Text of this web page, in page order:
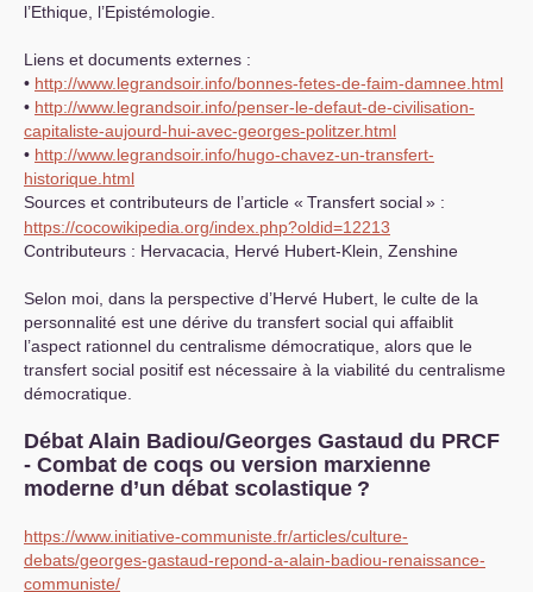
l’Ethique, l’Epistémologie.
Liens et documents externes :
• http://www.legrandsoir.info/bonnes-fetes-de-faim-damnee.html
• http://www.legrandsoir.info/penser-le-defaut-de-civilisation-
capitaliste-aujourd-hui-avec-georges-politzer.html
• http://www.legrandsoir.info/hugo-chavez-un-transfert-
historique.html
Sources et contributeurs de l’article « Transfert social» :
https://cocowikipedia.org/index.php?oldid=12213
Contributeurs : Hervacacia, Hervé Hubert-Klein, Zenshine
Selon moi, dans la perspective d’Hervé Hubert, le culte de la
personnalité est une dérive du transfert social qui affaiblit
l’aspect rationnel du centralisme démocratique, alors que le
transfert social positif est nécessaire à la viabilité du centralisme
démocratique.
Débat Alain Badiou/Georges Gastaud du PRCF
- Combat de coqs ou version marxienne
moderne d’un débat scolastique ?
https://www.initiative-communiste.fr/articles/culture-
debats/georges-gastaud-repond-a-alain-badiou-renaissance-
communiste/